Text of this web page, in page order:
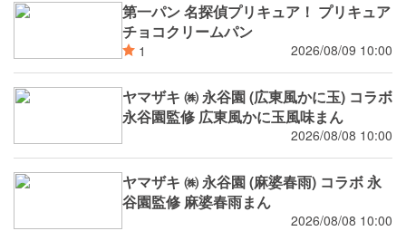
第一パン 名探偵プリキュア！ プリキュア
チョコクリームパン
1 2026/08/09 10:00
ヤマザキ ㈱ 永谷園 (広東風かに玉) コラボ
永谷園監修 広東風かに玉風味まん
2026/08/08 10:00
ヤマザキ ㈱ 永谷園 (麻婆春雨) コラボ 永
谷園監修 麻婆春雨まん
2026/08/08 10:00